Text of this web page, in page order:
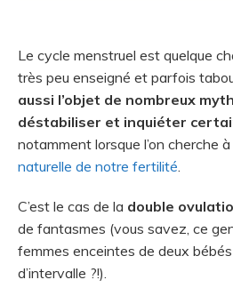
Le cycle menstruel est quelque
très peu enseigné et parfois
aussi l’objet de nombreux
déstabiliser et inquiéter
notamment lorsque l’on cherche
naturelle de notre fertilité
C’est le cas de la double
de fantasmes (vous savez, ce
femmes enceintes de deux
d’intervalle ?!).